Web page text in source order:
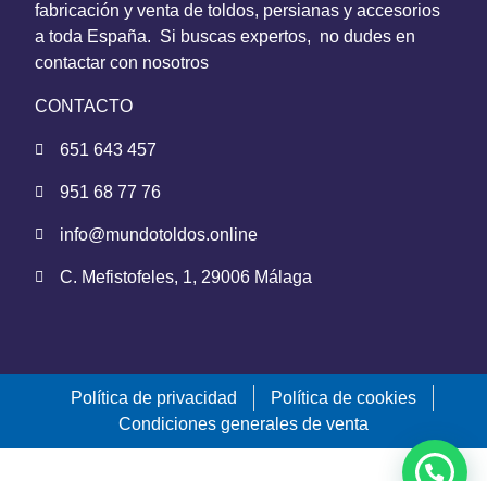
fabricación y venta de toldos, persianas y accesorios
a toda España. Si buscas expertos, no dudes en
contactar con nosotros
CONTACTO
651 643 457
951 68 77 76
info@mundotoldos.online
C. Mefistofeles, 1, 29006 Málaga
Política de privacidad
Política de cookies
Condiciones generales de venta